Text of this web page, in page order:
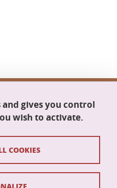
and gives you control
wish to activate.
COOKIES
Science